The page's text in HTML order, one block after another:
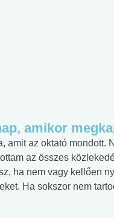
amikor
amit az oktató mondott.
az összes
ha nem vagy kellően
Ha sokszor nem